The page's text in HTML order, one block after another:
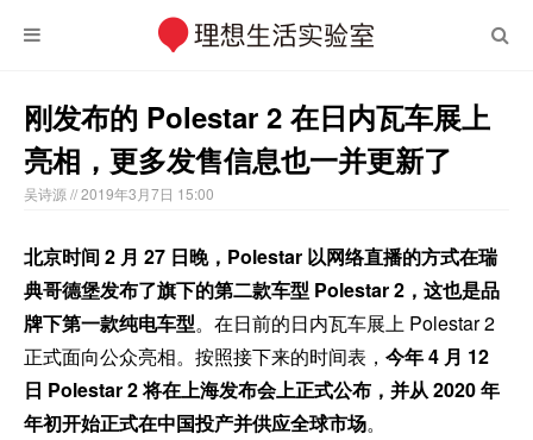
刚发布的 Polestar 2 在日内瓦车展上
亮相，更多发售信息也一并更新了
吴诗源 // 2019年3月7日 15:00
北京时间 2 月 27 日晚，Polestar 以网络直播的方式在瑞
典哥德堡发布了旗下的第二款车型 Polestar 2，这也是品
牌下第一款纯电车型。在日前的日内瓦车展上 Polestar 2
正式面向公众亮相。按照接下来的时间表， 今年 4 月 12
日 Polestar 2 将在上海发布会上正式公布，并从 2020 年
年初开始正式在中国投产并供应全球市场。